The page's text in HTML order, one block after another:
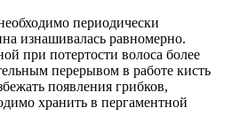
периодически
изнашивалась равномерно.
при потертости волоса более
перерывом в работе кисть
появления грибков,
хранить в пергаментной